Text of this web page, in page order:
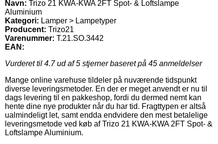
Navn: Trizo 21 KWA-KWA 2FT Spot- & Loftslampe
Aluminium
Kategori: Lamper > Lampetyper
Producent: Trizo21
Varenummer: T.21.SO.3442
EAN:
Vurderet til 4.7ud af 5 stjerner baseret på 45 anmeldelser
Mange online varehuse tildeler på nuværende tidspunkt
diverse leveringsmetoder. En der er meget anvendt er nu til
dags levering til en pakkeshop, fordi du dermed nemt kan
hente dine nye produkter når du har tid. Fragttypen er altså
ualmindeligt let, samt endda endvidere den mest betalelige
leveringsmetode ved køb af Trizo 21 KWA-KWA 2FT Spot- &
Loftslampe Aluminium.